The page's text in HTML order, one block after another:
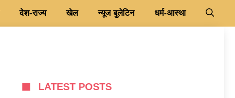
देश-राज्य खेल न्यूज बुलेटिन धर्म-आस्था
LATEST POSTS